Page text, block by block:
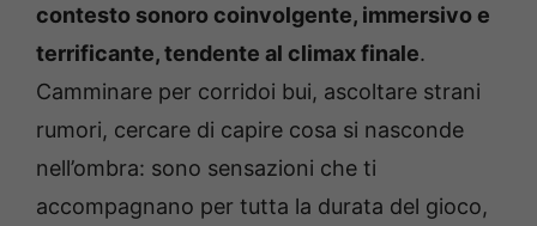
contesto sonoro coinvolgente, immersivo e
terrificante, tendente al climax finale.
Camminare per corridoi bui, ascoltare strani
rumori, cercare di capire cosa si nasconde
nell’ombra: sono sensazioni che ti
accompagnano per tutta la durata del gioco,